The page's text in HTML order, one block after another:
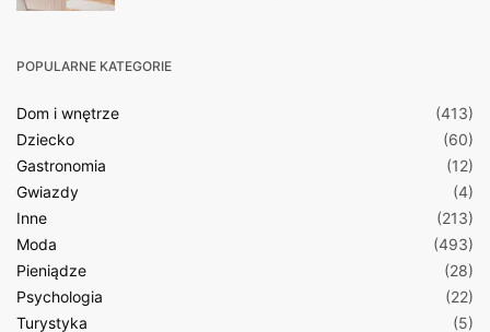
POPULARNE KATEGORIE
Dom i wnętrze
(413)
Dziecko
(60)
Gastronomia
(12)
Gwiazdy
(4)
Inne
(213)
Moda
(493)
Pieniądze
(28)
Psychologia
(22)
Turystyka
(5)